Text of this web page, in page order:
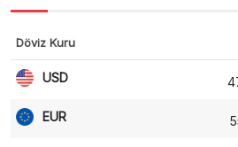
Döviz Kuru
USD
EUR